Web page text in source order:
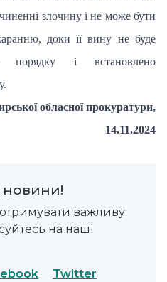
злочину і не може бути
доки її вину не буде
порядку і встановлено
обласної прокуратури,
14.11.2024
новини!
важливу
на наші
Twitter